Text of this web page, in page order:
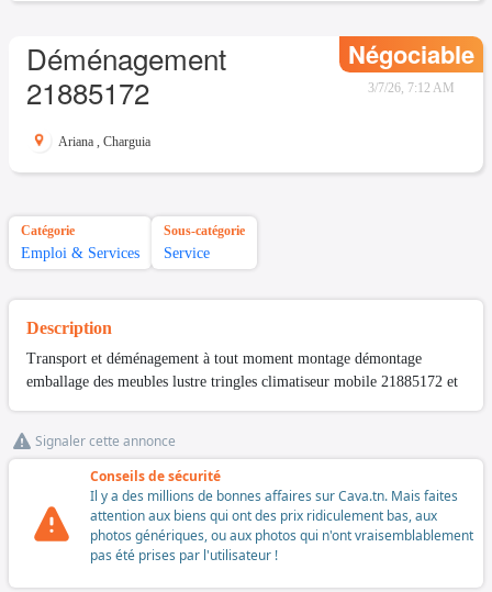
Déménagement
21885172
Négociable
3/7/26, 7:12 AM
Ariana , Charguia
Catégorie
Emploi & Services
Sous-catégorie
Service
Description
Transport et déménagement à tout moment montage démontage
emballage des meubles lustre tringles climatiseur mobile 21885172 et
Signaler cette annonce
Conseils de sécurité
Il y a des millions de bonnes affaires sur Cava.tn. Mais faites
attention aux biens qui ont des prix ridiculement bas, aux
photos génériques, ou aux photos qui n'ont vraisemblablement
pas été prises par l'utilisateur !